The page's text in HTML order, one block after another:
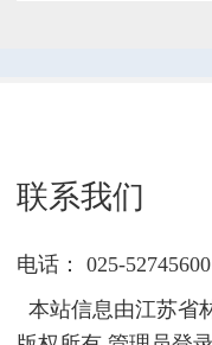
联系我们
电话： 025-
本站信息由江苏省